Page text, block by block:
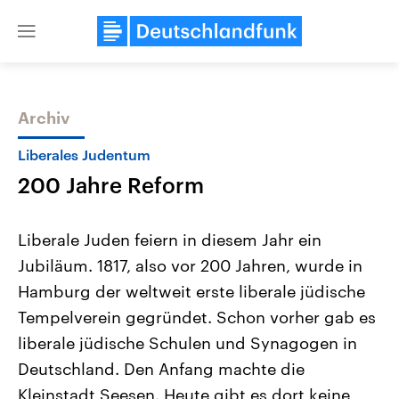
Close
Themen
Landtagswahl Sachsen-Anhalt
2026
Alle Informationen
Sachsen-Anhalt wählt am 6.
September 2026 einen neuen
Bundesland von einer Koalition aus
USA
Aktuelle Beiträge,
Hintergründe
Wirtschaftlich und
gehören die Vereinigten
mit großem Einfluss auf
Archiv
Liberales Judentum
200 Jahre Reform
Liberale Juden feiern in diesem Jahr ein
Jubiläum. 1817, also vor 200 Jahren, wurde in
Hamburg der weltweit erste liberale jüdische
Tempelverein gegründet. Schon vorher gab es
liberale jüdische Schulen und Synagogen in
Deutschland. Den Anfang machte die
Kleinstadt Seesen. Heute gibt es dort keine